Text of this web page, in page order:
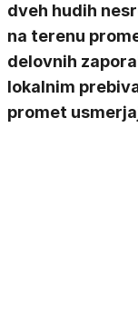
dveh hudih
na terenu
delovnih
lokalnim
promet